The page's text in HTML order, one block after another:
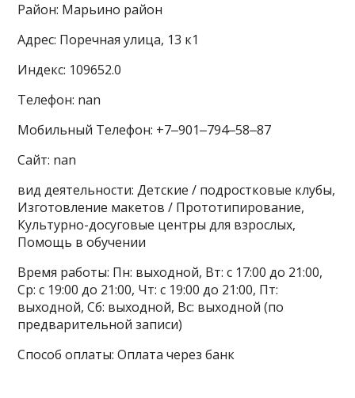
Район: Марьино район
Адрес: Поречная улица, 13 к1
Индекс: 109652.0
Телефон: nan
Мобильный Телефон: +7‒901‒794‒58‒87
Сайт: nan
вид деятельности: Детские / подростковые клубы,
Изготовление макетов / Прототипирование,
Культурно-досуговые центры для взрослых,
Помощь в обучении
Время работы: Пн: выходной, Вт: с 17:00 до 21:00,
Ср: с 19:00 до 21:00, Чт: с 19:00 до 21:00, Пт:
выходной, Сб: выходной, Вс: выходной (по
предварительной записи)
Способ оплаты: Оплата через банк